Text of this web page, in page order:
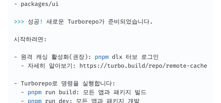
- packages/ui
>>> 성공 ! 새로운 Turborepo가 준비되었습니다.
시작하려면:
- 원격 캐싱 활성화( 권장 ) : pnpm dlx 터보 로그인
  - 자세히 알아보기: https://turbo.build/repo/remote-cache
- Turborepo로 명령을 실행합니다:
  -
pnpm run build: 모든 앱과 패키지 빌드
  -
pnpm run dev: 모든 앱과 패키지 개발